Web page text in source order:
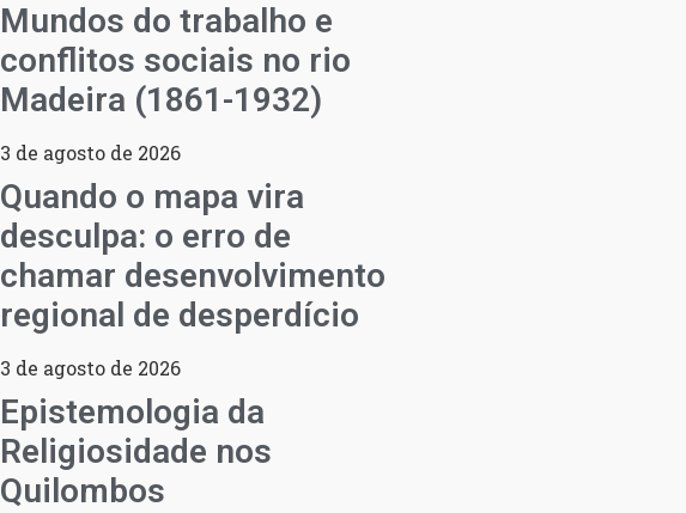
Mundos do trabalho e
conflitos sociais no rio
Madeira (1861-1932)
3 de agosto de 2026
Quando o mapa vira
desculpa: o erro de
chamar desenvolvimento
regional de desperdício
3 de agosto de 2026
Epistemologia da
Religiosidade nos
Quilombos